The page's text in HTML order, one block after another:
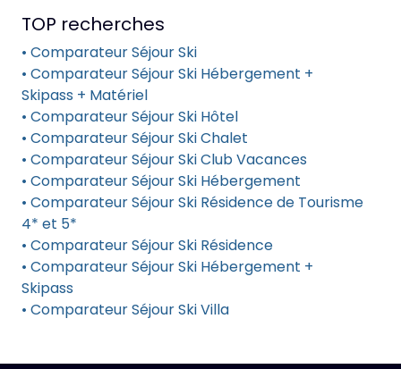
TOP recherches
• Comparateur Séjour Ski
• Comparateur Séjour Ski Hébergement +
Skipass + Matériel
• Comparateur Séjour Ski Hôtel
• Comparateur Séjour Ski Chalet
• Comparateur Séjour Ski Club Vacances
• Comparateur Séjour Ski Hébergement
• Comparateur Séjour Ski Résidence de Tourisme
4* et 5*
• Comparateur Séjour Ski Résidence
• Comparateur Séjour Ski Hébergement +
Skipass
• Comparateur Séjour Ski Villa